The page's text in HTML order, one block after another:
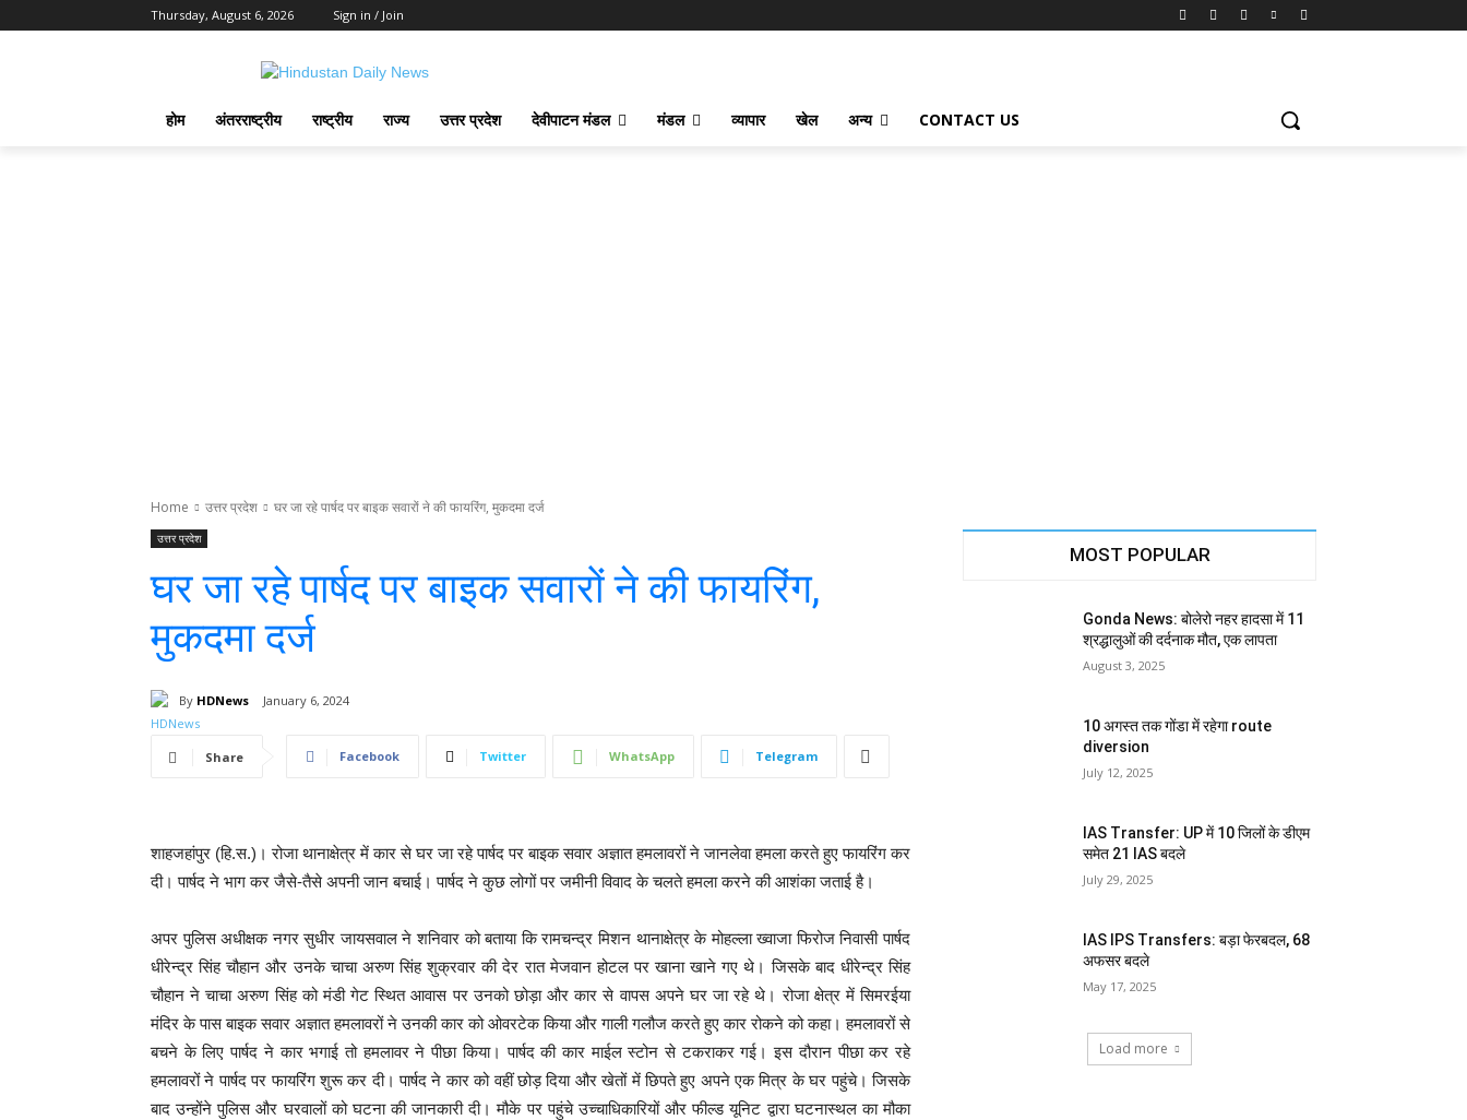
Thursday, August 6, 2026 Sign in / Join
होम अंतरराष्ट्रीय राष्ट्रीय राज्य उत्तर प्रदेश देवीपाटन मंडल मंडल व्यापार खेल अन्य CONTACT US
Home उत्तर प्रदेश घर जा रहे पार्षद पर बाइक सवारों ने की फायरिंग, मुकदमा दर्ज
उत्तर प्रदेश
घर जा रहे पार्षद पर बाइक सवारों ने की फायरिंग,
मुकदमा दर्ज
By HDNews January 6, 2024
Share Facebook Twitter WhatsApp Telegram
शाहजहांपुर (हि.स.)। रोजा थानाक्षेत्र में कार से घर जा रहे पार्षद पर बाइक सवार अज्ञात हमलावरों ने जानलेवा हमला करते हुए फायरिंग कर
दी। पार्षद ने भाग कर जैसे-तैसे अपनी जान बचाई। पार्षद ने कुछ लोगों पर जमीनी विवाद के चलते हमला करने की आशंका जताई है।
अपर पुलिस अधीक्षक नगर सुधीर जायसवाल ने शनिवार को बताया कि रामचन्द्र मिशन थानाक्षेत्र के मोहल्ला ख्वाजा फिरोज निवासी पार्षद
धीरेन्द्र सिंह चौहान और उनके चाचा अरुण सिंह शुक्रवार की देर रात मेजवान होटल पर खाना खाने गए थे। जिसके बाद धीरेन्द्र सिंह
चौहान ने चाचा अरुण सिंह को मंडी गेट स्थित आवास पर उनको छोड़ा और कार से वापस अपने घर जा रहे थे। रोजा क्षेत्र में सिमरईया
मंदिर के पास बाइक सवार अज्ञात हमलावरों ने उनकी कार को ओवरटेक किया और गाली गलौज करते हुए कार रोकने को कहा। हमलावरों से
बचने के लिए पार्षद ने कार भगाई तो हमलावर ने पीछा किया। पार्षद की कार माईल स्टोन से टकराकर गई। इस दौरान पीछा कर रहे
हमलावरों ने पार्षद पर फायरिंग शुरू कर दी। पार्षद ने कार को वहीं छोड़ दिया और खेतों में छिपते हुए अपने एक मित्र के घर पहुंचे। जिसके
बाद उन्होंने पुलिस और घरवालों को घटना की जानकारी दी। मौके पर पहुंचे उच्चाधिकारियों और फील्ड यूनिट द्वारा घटनास्थल का मौका
MOST POPULAR
Gonda News: बोलेरो नहर हादसा में 11
श्रद्धालुओं की दर्दनाक मौत, एक लापता
August 3, 2025
10 अगस्त तक गोंडा में रहेगा route
diversion
July 12, 2025
IAS Transfer: UP में 10 जिलों के डीएम
समेत 21 IAS बदले
July 29, 2025
IAS IPS Transfers: बड़ा फेरबदल, 68
अफसर बदले
May 17, 2025
Load more